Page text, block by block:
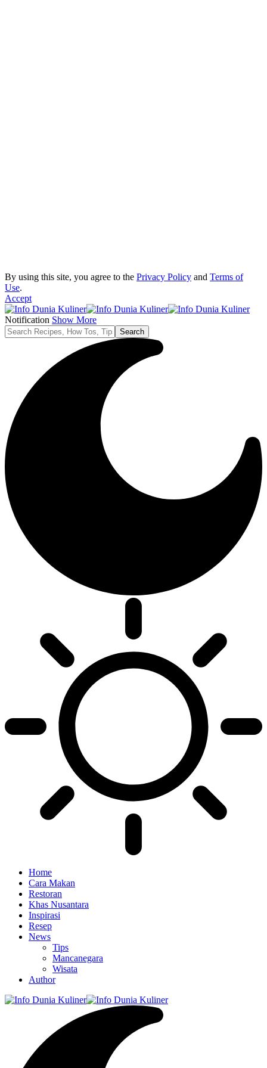
By using this site, you agree to the Privacy Policy and Terms of
Use.
Accept
Notification Show More
Home
Cara Makan
Restoran
Khas Nusantara
Inspirasi
Resep
News
Tips
Mancanegara
Wisata
Author